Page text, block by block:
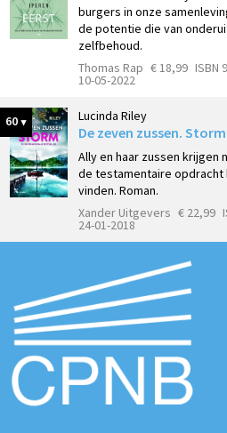
burgers in onze
de potentie die van
zelfbehoud.
Thomas Rap € 18,99 ISBN
10-05-2022
60 Lucinda Riley
De zeven zussen.
Ally en haar zussen krijgen
de testamentaire opdracht
vinden. Roman.
Xander Uitgevers € 22,99
24-01-2018